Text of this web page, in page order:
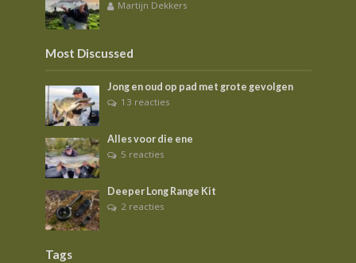
Martijn Dekkers
Most Discussed
Jong en oud op pad met grote gevolgen
13 reacties
Alles voor die ene
5 reacties
Deeper Long Range Kit
2 reacties
Tags